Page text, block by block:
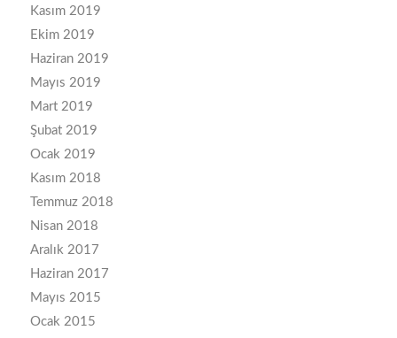
Kasım 2019
Ekim 2019
Haziran 2019
Mayıs 2019
Mart 2019
Şubat 2019
Ocak 2019
Kasım 2018
Temmuz 2018
Nisan 2018
Aralık 2017
Haziran 2017
Mayıs 2015
Ocak 2015